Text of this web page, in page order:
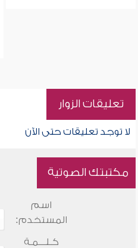
تعليقات الزوار
لا توجد تعليقات حتى الآن
مكتبتك الصوتية
اسم
المستخدم:
كـلـــمـة